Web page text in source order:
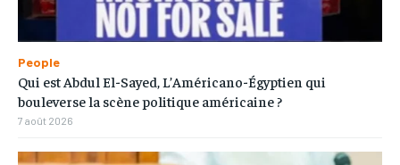
People
Qui est Abdul El-Sayed, L’Américano-Égyptien qui
bouleverse la scène politique américaine ?
7 août 2026